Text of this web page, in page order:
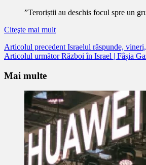
”Teroriștii au deschis focul spre un
Citeşte mai mult
Citește
mai
mult
Articolul precedent Israelul răspunde,
Articolul următorRăzboi în Israel | Fâșia
Mai multe